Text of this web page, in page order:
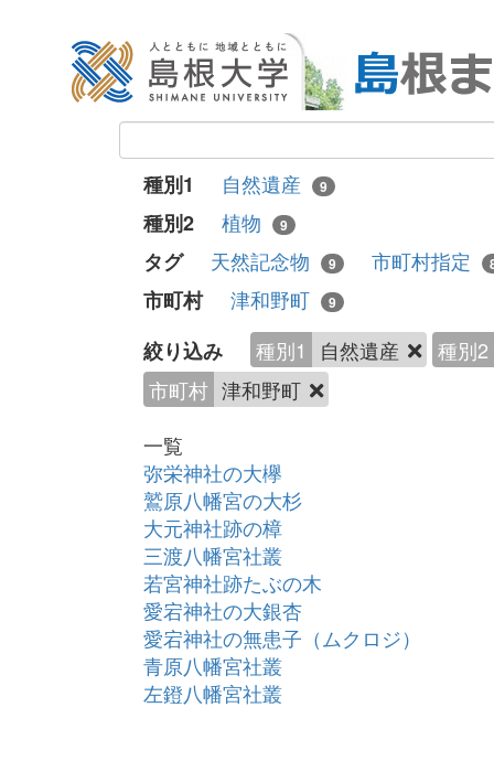
種別1 自然遺産 9
種別2 植物 9
タグ 天然記念物 9 市町村指定
市町村 津和野町 9
絞り込み 種別1 自然遺産
種別2
市町村 津和野町
一覧
弥栄神社の大欅
鷲原八幡宮の大杉
大元神社跡の樟
三渡八幡宮社叢
若宮神社跡たぶの木
愛宕神社の大銀杏
愛宕神社の無患子（ムクロジ）
青原八幡宮社叢
左鐙八幡宮社叢